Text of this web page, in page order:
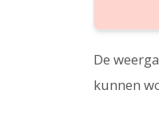
De
kunnen